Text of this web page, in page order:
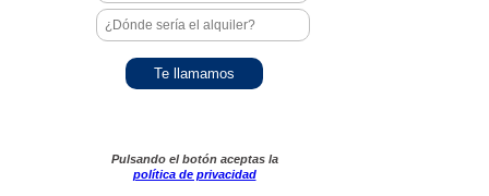
Pulsando el botón aceptas la
política de privacidad